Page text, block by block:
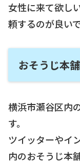
女性に来て欲し
頼するのが良い
おそうじ本
横浜市瀬谷区内
す。
ツイッターやイ
内のおそうじ本